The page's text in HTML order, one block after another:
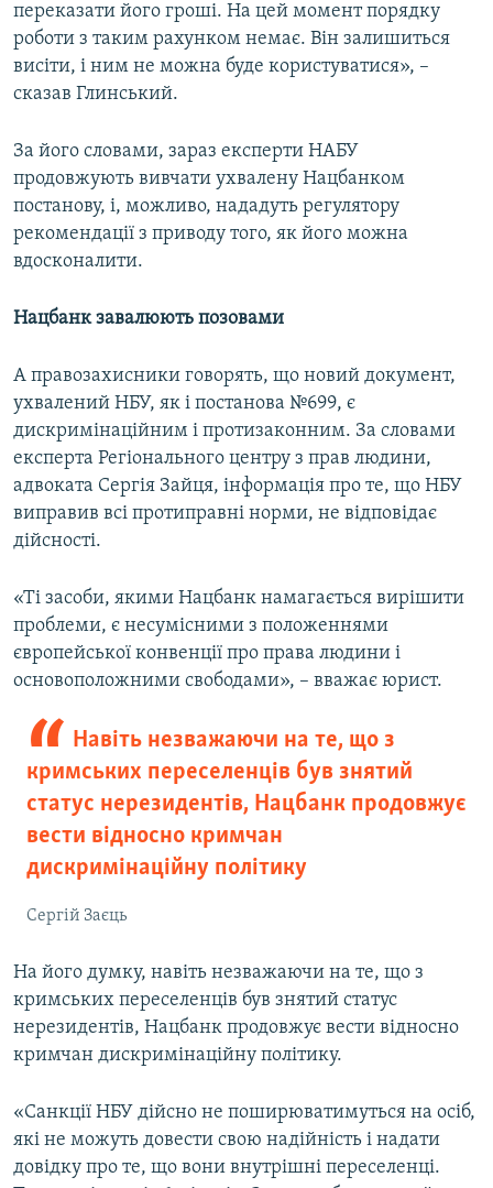
переказати його гроші. На цей момент порядку
роботи з таким рахунком немає. Він залишиться
висіти, і ним не можна буде користуватися», –
сказав Глинський.
За його словами, зараз експерти НАБУ
продовжують вивчати ухвалену Нацбанком
постанову, і, можливо, нададуть регулятору
рекомендації з приводу того, як його можна
вдосконалити.
Нацбанк завалюють позовами
А правозахисники говорять, що новий документ,
ухвалений НБУ, як і постанова №699, є
дискримінаційним і протизаконним. За словами
експерта Регіонального центру з прав людини,
адвоката Сергія Зайця, інформація про те, що НБУ
виправив всі протиправні норми, не відповідає
дійсності.
«Ті засоби, якими Нацбанк намагається вирішити
проблеми, є несумісними з положеннями
європейської конвенції про права людини і
основоположними свободами», – вважає юрист.
Навіть незважаючи на те, що з
кримських переселенців був знятий
статус нерезидентів, Нацбанк продовжує
вести відносно кримчан
дискримінаційну політику
Сергій Заєць
На його думку, навіть незважаючи на те, що з
кримських переселенців був знятий статус
нерезидентів, Нацбанк продовжує вести відносно
кримчан дискримінаційну політику.
«Санкції НБУ дійсно не поширюватимуться на осіб,
які не можуть довести свою надійність і надати
довідку про те, що вони внутрішні переселенці.